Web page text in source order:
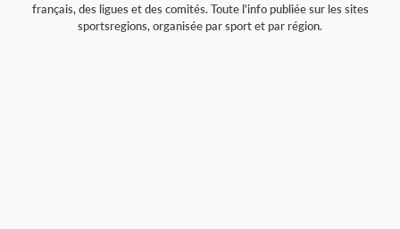
français, des ligues et des comités. Toute l'info publiée sur les sites
sportsregions, organisée par sport et par région.